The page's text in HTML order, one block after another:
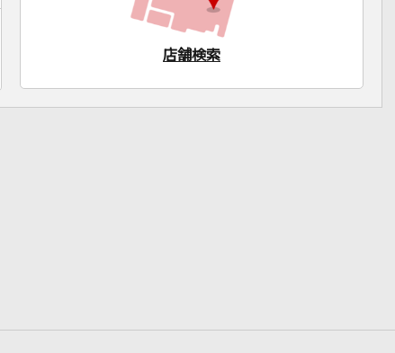
店舗検索